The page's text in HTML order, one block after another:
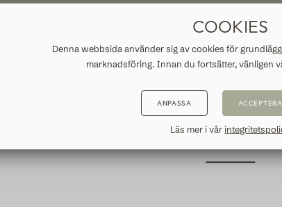
COOKIES
Denna webbsida använder sig av cookies för
marknadsföring. Innan du fortsätter, vänligen
ANPASSA
Läs mer i vår